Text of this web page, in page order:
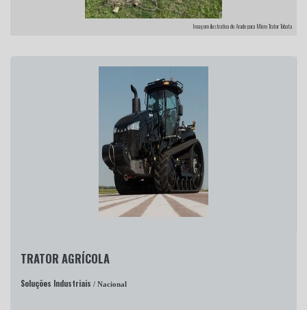
Imagem ilustrativa de Arado para Micro Trator Tobata
TRATOR AGRÍCOLA
Soluções Industriais / Nacional